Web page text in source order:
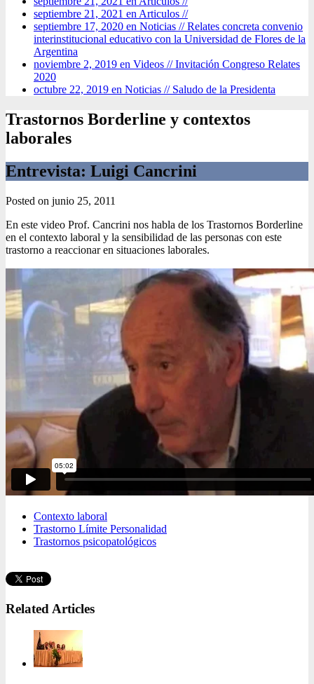
septiembre 21, 2021 en Articulos //
septiembre 17, 2020 en Noticias //Relates concreta convenio
interinstitucional educativo con la Universidad de Flores de la
Argentina
noviembre 2, 2019 en Videos //Invitación Congreso Relates
2020
octubre 22, 2019 en Noticias // Saludo de la Presidenta
Trastornos Borderline y contextos
laborales
Entrevista: Luigi Cancrini
Posted on junio 25, 2011
En este video Prof. Cancrini nos habla de los Trastornos Borderline
en el contexto laboral y la sensibilidad de las personas con este
trastorno a reaccionar en situaciones laborales.
Contexto laboral
Trastorno Límite Personalidad
Trastornos psicopatológicos
Related Articles